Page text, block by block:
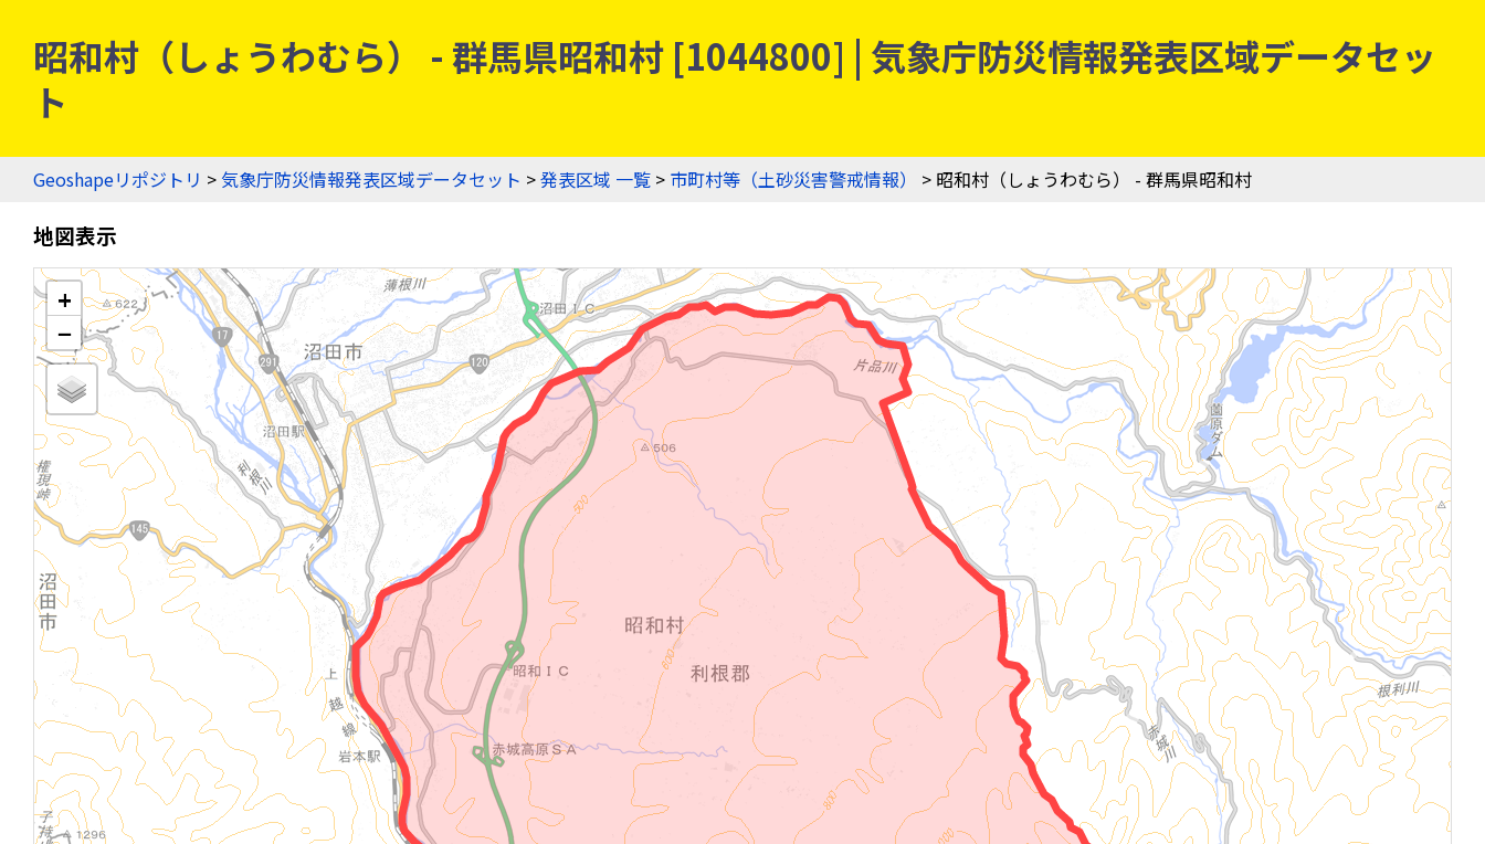
昭和村（しょうわむら） - 群馬県昭和村 [1044800] | 気象庁防災情報発表区域データセッ
ト
Geoshapeリポジトリ >気象庁防災情報発表区域データセット >発表区域 一覧 > 市町村等（土砂災害警戒情報） > 昭和村（しょうわむら） - 群馬県昭和村
地図表示
+
−